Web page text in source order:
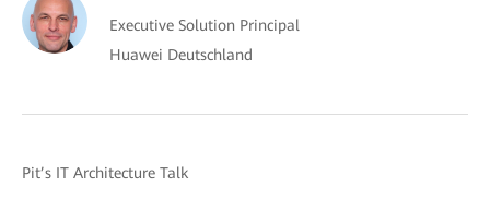
Executive Solution Principal
Huawei Deutschland
Pit’s IT Architecture Talk